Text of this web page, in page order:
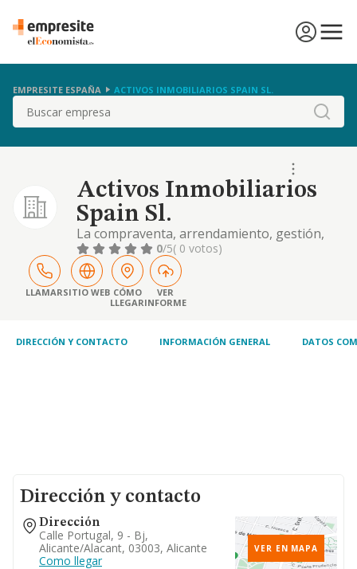
EMPRESITE ESPAÑA ACTIVOS INMOBILIARIOS SPAIN SL.
Buscar
Activos Inmobiliarios
Spain Sl.
La compraventa, arrendamiento, gestión,
administración y tenencia para su
explotación de bienes inmuebles
0/5( 0 votos)
LLAMARSITIO WEB CÓMO
LLEGAR
VER
INFORME
DIRECCIÓN Y CONTACTO INFORMACIÓN GENERAL DATOS
Dirección y contacto
Dirección
Calle Portugal, 9 - Bj,
Alicante/alacant, 03003, Alicante
Como llegar
VER EN MAPA